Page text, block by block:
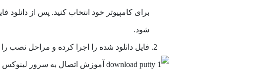
برای کامپیوتر خود انتخاب کنید. پس از دانلود
شود.
فایل دانلود شده را اجرا کرده و مراحل نصب را